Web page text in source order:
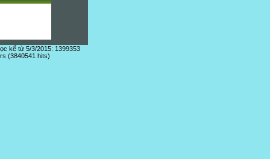
kể từ 5/3/2015: 1399353
(3840541 hits)